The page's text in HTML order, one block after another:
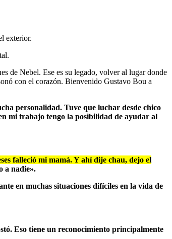
exterior.
de Nebel. Ese es su legado, volver al lugar donde
con el corazón. Bienvenido Gustavo Bou a
personalidad. Tuve que luchar desde chico
mi trabajo tengo la posibilidad de ayudar al
falleció mi mamá. Y ahí dije chau, dejo el
a nadie».
en muchas situaciones difíciles en la vida de
Eso tiene un reconocimiento principalmente